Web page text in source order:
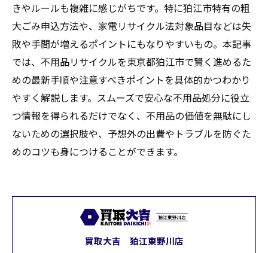
きやルールも複雑に感じがちです。特に狛江市特有の粗
大ごみ申込方法や、家電リサイクル法対象品目などは失
敗や手間が増えるポイントにもなりやすいもの。本記事
では、不用品リサイクルを東京都狛江市で賢く進めるた
めの最新手順や注意すべきポイントを具体的かつわかり
やすく解説します。スムーズで安心な不用品処分に役立
つ情報を得られるだけでなく、不用品の価値を無駄にし
ないための選択肢や、予想外の出費やトラブルを防ぐた
めのコツも身につけることができます。
買取大吉 狛江東野川店